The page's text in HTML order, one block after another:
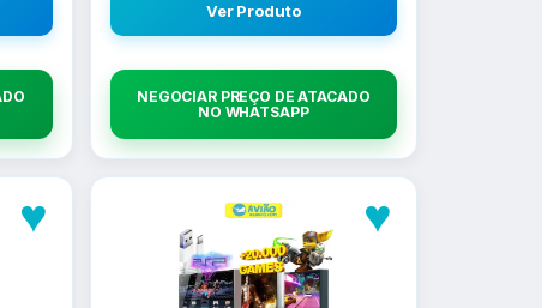
Ver Produto
NEGOCIAR PREÇO DE ATACADO
NO WHATSAPP
♥ ♥